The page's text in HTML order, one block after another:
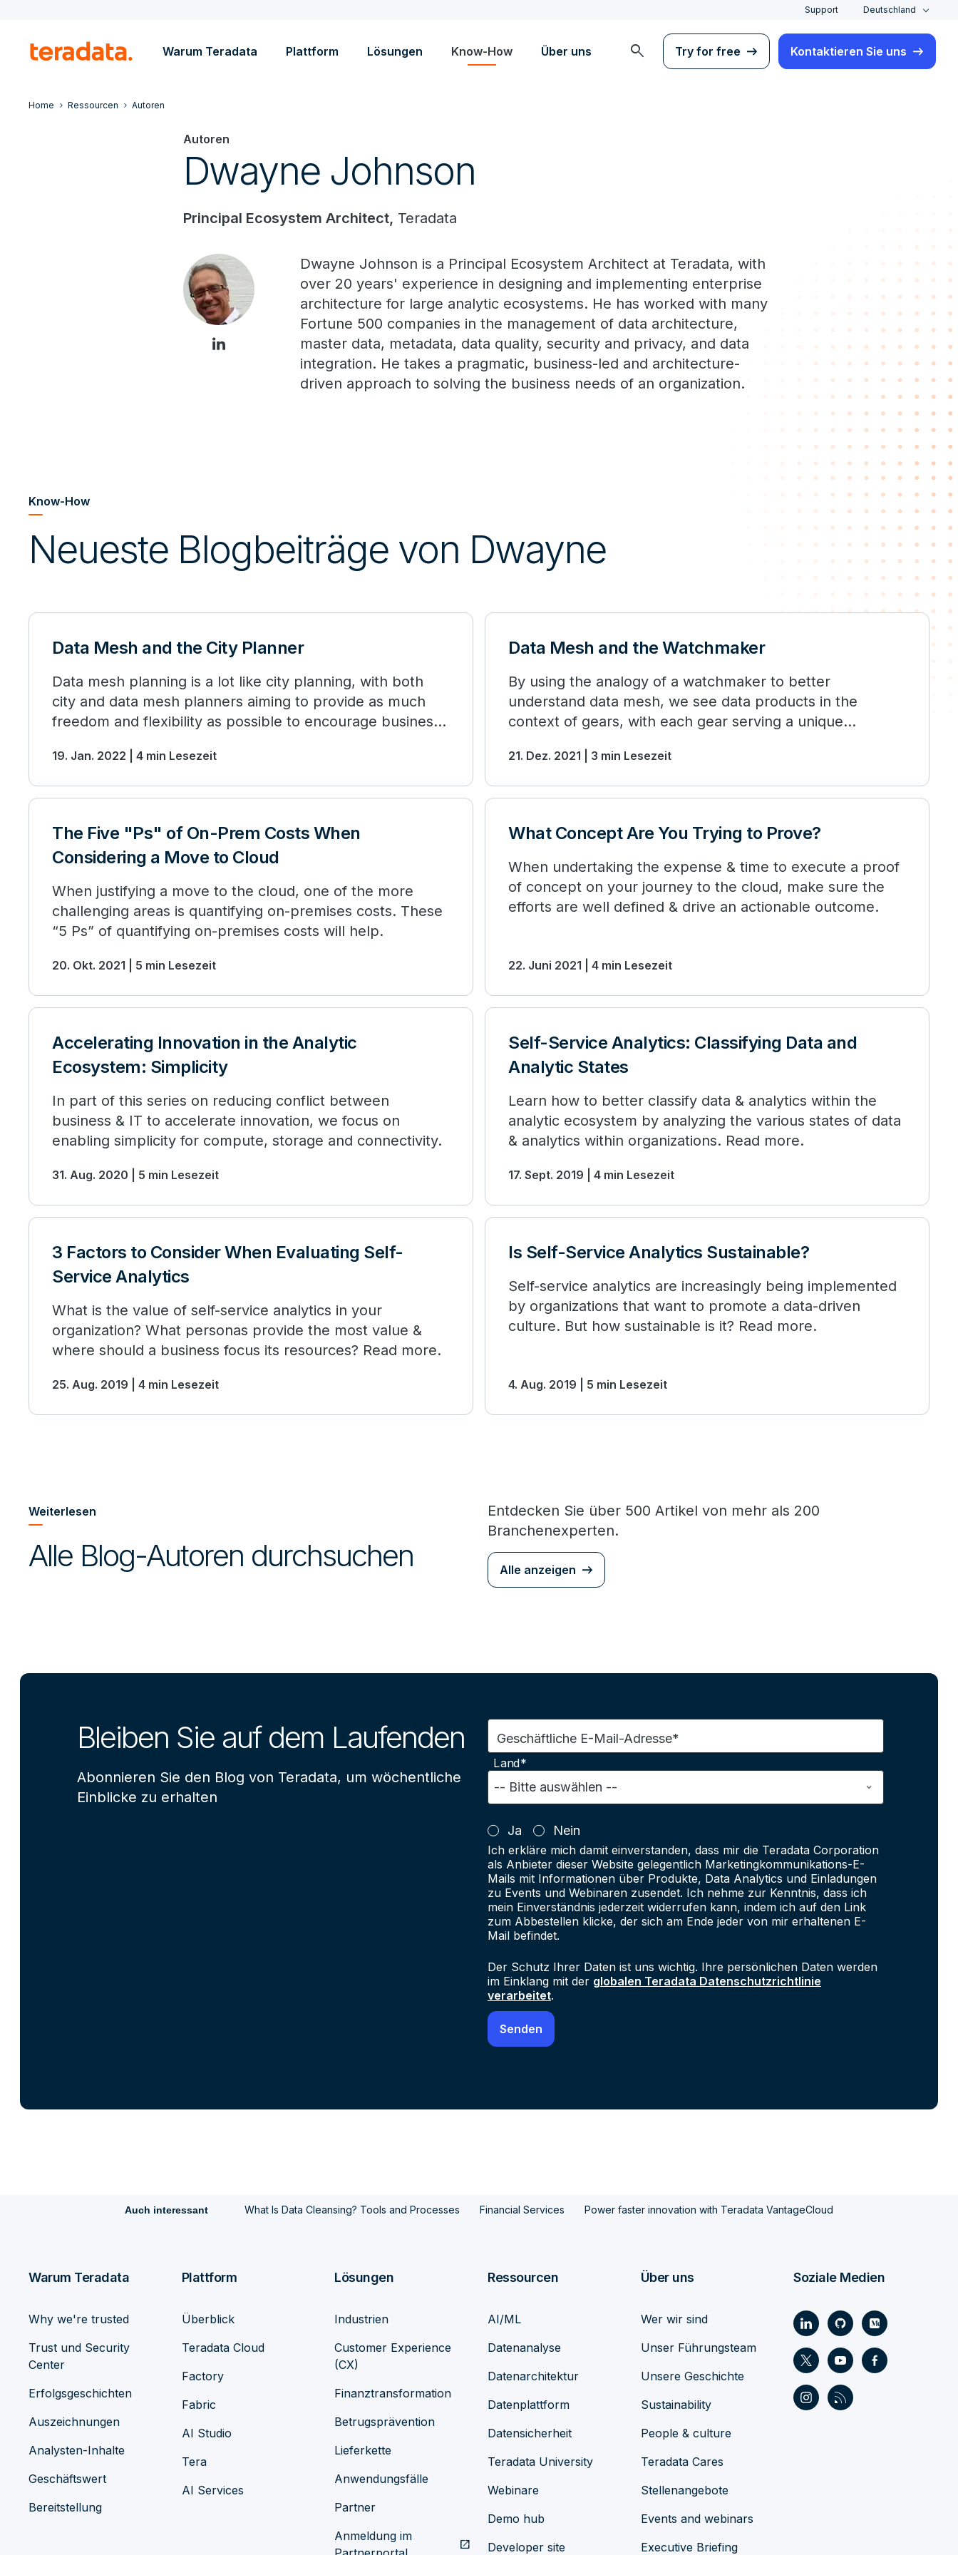
Support Deutschland
Warum Teradata Plattform Lösungen Know-How Über uns search Try for free Kontaktieren Sie uns
Home Ressourcen Autoren
Autoren
Dwayne Johnson
Principal Ecosystem Architect, Teradata
Dwayne Johnson is a Principal Ecosystem Architect at Teradata, with
over 20 years' experience in designing and implementing enterprise
architecture for large analytic ecosystems. He has worked with many
Fortune 500 companies in the management of data architecture,
master data, metadata, data quality, security and privacy, and data
integration. He takes a pragmatic, business-led and architecture-
driven approach to solving the business needs of an organization.
Know-How
Neueste Blogbeiträge von Dwayne
Data Mesh and the City Planner
Data mesh planning is a lot like city planning, with both
city and data mesh planners aiming to provide as much
freedom and flexibility as possible to encourage business
19. Jan. 2022 | 4 min Lesezeit
Data Mesh and the Watchmaker
By using the analogy of a watchmaker to better
understand data mesh, we see data products in the
context of gears, with each gear serving a unique
21. Dez. 2021 | 3 min Lesezeit
The Five "Ps" of On-Prem Costs When
Considering a Move to Cloud
When justifying a move to the cloud, one of the more
challenging areas is quantifying on-premises costs. These
“5 Ps” of quantifying on-premises costs will help.
20. Okt. 2021 | 5 min Lesezeit
What Concept Are You Trying to Prove?
When undertaking the expense & time to execute a proof
of concept on your journey to the cloud, make sure the
efforts are well defined & drive an actionable outcome.
22. Juni 2021 | 4 min Lesezeit
Accelerating Innovation in the Analytic
Ecosystem: Simplicity
In part of this series on reducing conflict between
business & IT to accelerate innovation, we focus on
enabling simplicity for compute, storage and connectivity.
31. Aug. 2020 | 5 min Lesezeit
Self-Service Analytics: Classifying Data and
Analytic States
Learn how to better classify data & analytics within the
analytic ecosystem by analyzing the various states of data
& analytics within organizations. Read more.
17. Sept. 2019 | 4 min Lesezeit
3 Factors to Consider When Evaluating Self-
Service Analytics
What is the value of self-service analytics in your
organization? What personas provide the most value &
where should a business focus its resources? Read more.
25. Aug. 2019 | 4 min Lesezeit
Is Self-Service Analytics Sustainable?
Self-service analytics are increasingly being implemented
by organizations that want to promote a data-driven
culture. But how sustainable is it? Read more.
4. Aug. 2019 | 5 min Lesezeit
Weiterlesen
Alle Blog-Autoren durchsuchen
Entdecken Sie über 500 Artikel von mehr als 200
Branchenexperten.
Alle anzeigen
Bleiben Sie auf dem Laufenden
Abonnieren Sie den Blog von Teradata, um wöchentliche
Einblicke zu erhalten
Geschäftliche E-Mail-Adresse*
Land*
Ja Nein
Ich erkläre mich damit einverstanden, dass mir die Teradata Corporation
als Anbieter dieser Website gelegentlich Marketingkommunikations-E-
Mails mit Informationen über Produkte, Data Analytics und Einladungen
zu Events und Webinaren zusendet. Ich nehme zur Kenntnis, dass ich
mein Einverständnis jederzeit widerrufen kann, indem ich auf den Link
zum Abbestellen klicke, der sich am Ende jeder von mir erhaltenen E-
Mail befindet.
Der Schutz Ihrer Daten ist uns wichtig. Ihre persönlichen Daten werden
im Einklang mit der globalen Teradata Datenschutzrichtlinie
verarbeitet.
Auch interessant What Is Data Cleansing? Tools and Processes Financial Services Power faster innovation with Teradata VantageCloud
Warum Teradata
Why we're trusted
Trust und Security
Center
Erfolgsgeschichten
Auszeichnungen
Analysten-Inhalte
Geschäftswert
Bereitstellung
Plattform
Überblick
Teradata Cloud
Factory
Fabric
AI Studio
Tera
AI Services
Lösungen
Industrien
Customer Experience
(CX)
Finanztransformation
Betrugsprävention
Lieferkette
Anwendungsfälle
Partner
Anmeldung im
open_in_new
Ressourcen
AI/ML
Datenanalyse
Datenarchitektur
Datenplattform
Datensicherheit
Teradata University
Webinare
Demo hub
Developer site
Über uns
Wer wir sind
Unser Führungsteam
Unsere Geschichte
Sustainability
People & culture
Teradata Cares
Stellenangebote
Events and webinars
Executive Briefing
Soziale Medien